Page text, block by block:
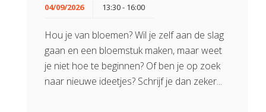
04/09/2026 13:30 - 16:00
Hou je van bloemen? Wil je zelf aan de slag
gaan en een bloemstuk maken, maar weet
je niet hoe te beginnen? Of ben je op zoek
naar nieuwe ideetjes? Schrijf je dan zeker...